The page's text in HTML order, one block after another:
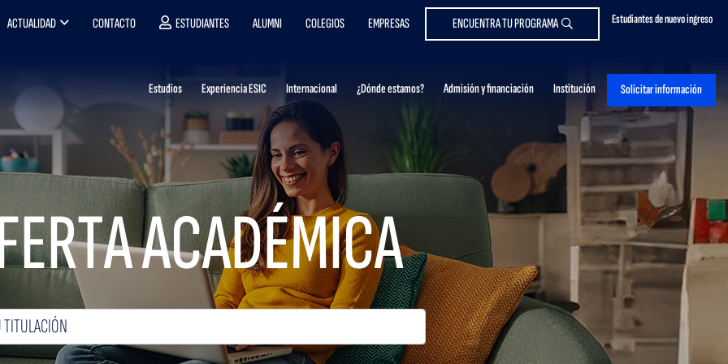
Estudiantes de nuevo ingreso
ACTUALIDAD CONTACTO ESTUDIANTES ALUMNI COLEGIOS EMPRESAS ENCUENTRA TU PROGRAMA
Estudios Experiencia ESIC Internacional ¿Dónde estamos? Admisión y financiación Institución Solicitar información
ACADÉMICA